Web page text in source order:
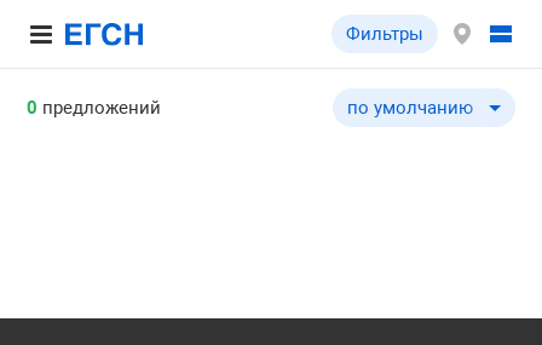
Фильтры
0 предложений по умолчанию
по умолчанию